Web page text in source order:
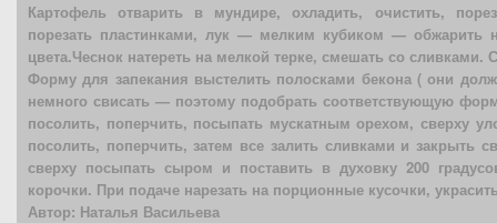
Картофель отварить в мундире, охладить, очистить,
порезать пластинками, лук — мелким кубиком — обжарить
цвета.Чеснок натереть на мелкой терке, смешать со
Форму для запекания выстелить полосками бекона ( они
немного свисать — поэтому подобрать соответствующую
посолить, поперчить, посыпать мускатным орехом, сверху
посолить, поперчить, затем все залить сливками и закрыть
сверху посыпать сыром и поставить в духовку 200
корочки. При подаче нарезать на порционные кусочки,
Автор: Наталья Васильева